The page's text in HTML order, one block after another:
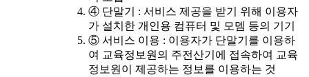
④ 단말기 : 서비스 제공을 받기 위해 이용자
가 설치한 개인용 컴퓨터 및 모뎀 등의 기기
⑤ 서비스 이용 : 이용자가 단말기를 이용하
여 교육정보원의 주전산기에 접속하여 교육
정보원이 제공하는 정보를 이용하는 것